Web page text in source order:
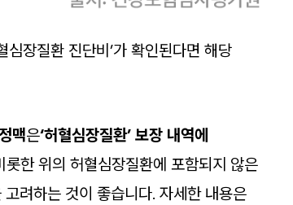
장질환 진단비’가 확인된다면 해당
맥은‘허혈심장질환’ 보장 내역에
한 위의 허혈심장질환에 포함되지 않은
려하는 것이 좋습니다. 자세한 내용은